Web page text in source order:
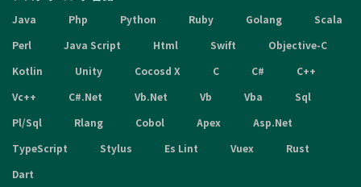
Java Php Python Ruby Golang
Scala
Perl
Java Script Html Swift
Objective-C
Kotlin
Unity Cocosd X C C#
C++
Vc++
C#.Net Vb.Net Vb Vba
Sql
Pl/Sql
Rlang Cobol Apex
Asp.Net
TypeScript
Stylus Es Lint Vuex
Rust
Dart